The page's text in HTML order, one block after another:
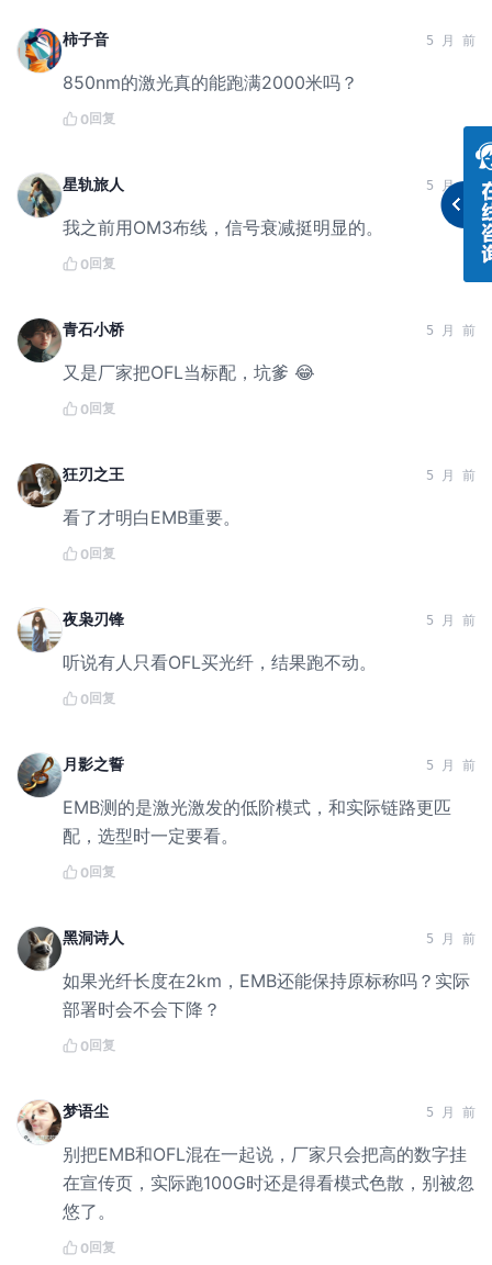
柿子音 5 月 前
850nm的激光真的能跑满2000米吗？
0回复
星轨旅人 5 月 前
我之前用OM3布线，信号衰减挺明显的。
0回复
青石小桥 5 月 前
又是厂家把OFL当标配，坑爹 😂
0回复
狂刃之王 5 月 前
看了才明白EMB重要。
0回复
夜枭刃锋 5 月 前
听说有人只看OFL买光纤，结果跑不动。
0回复
月影之誓 5 月 前
EMB测的是激光激发的低阶模式，和实际链路更匹
配，选型时一定要看。
0回复
黑洞诗人 5 月 前
如果光纤长度在2km，EMB还能保持原标称吗？实际
部署时会不会下降？
0回复
梦语尘 5 月 前
别把EMB和OFL混在一起说，厂家只会把高的数字挂
在宣传页，实际跑100G时还是得看模式色散，别被忽
悠了。
0回复